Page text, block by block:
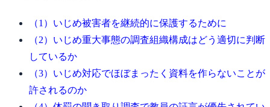
（1）いじめ被害者を継続的に保護するために
（2）いじめ重大事態の調査組織構成はどう適切に判断
しているか
（3）いじめ対応でほぼまったく資料を作らないことが
許されるのか